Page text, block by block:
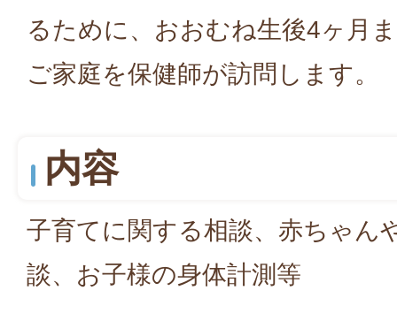
るために、おおむね生後4ヶ月
ご家庭を保健師が訪問します。
内容
子育てに関する相談、赤ちゃん
談、お子様の身体計測等